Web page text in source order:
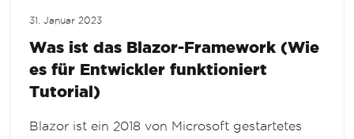
31. Januar 2023
Was ist das Blazor-Framework (Wie
es für Entwickler funktioniert
Tutorial)
Blazor ist ein 2018 von Microsoft gestartetes